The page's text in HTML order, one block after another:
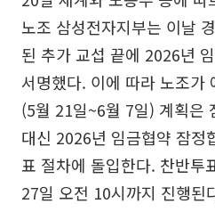
노조 삼성전자지부는 이날
된 추가 교섭 끝에 2026년
서명했다. 이에 따라 노조가
(5월 21일~6월 7일) 계획은
대신 2026년 임금협약 잠정
표 절차에 돌입한다. 찬반투
27일 오전 10시까지 진행된